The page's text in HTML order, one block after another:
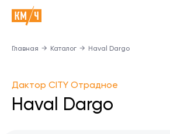
Главная → Каталог → Haval Dargo
Дактор CITY Отрадное
Haval Dargo